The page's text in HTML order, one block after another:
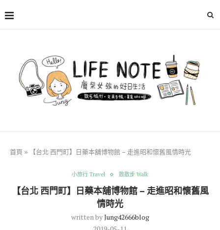
首頁 » 【台北 西門町】日藥本舖博物館 – 走進昭和懷舊風情時光
小旅行 Travel 散散步 Walk
【台北 西門町】日藥本舖博物館 – 走進昭和懷舊風
情時光
written byJung42666blog